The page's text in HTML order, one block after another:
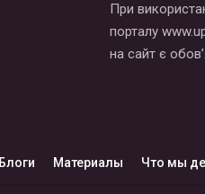
При
порталу
на сайт є
Блоги Материалы Что мы